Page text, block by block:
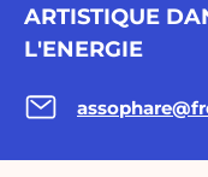
ARTISTIQUE
L'ENERGIE